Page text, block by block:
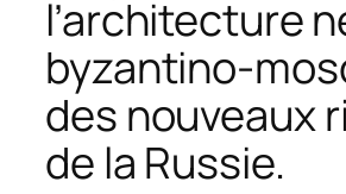
l’architecture
byzantino-
des nouveaux
de la Russie.